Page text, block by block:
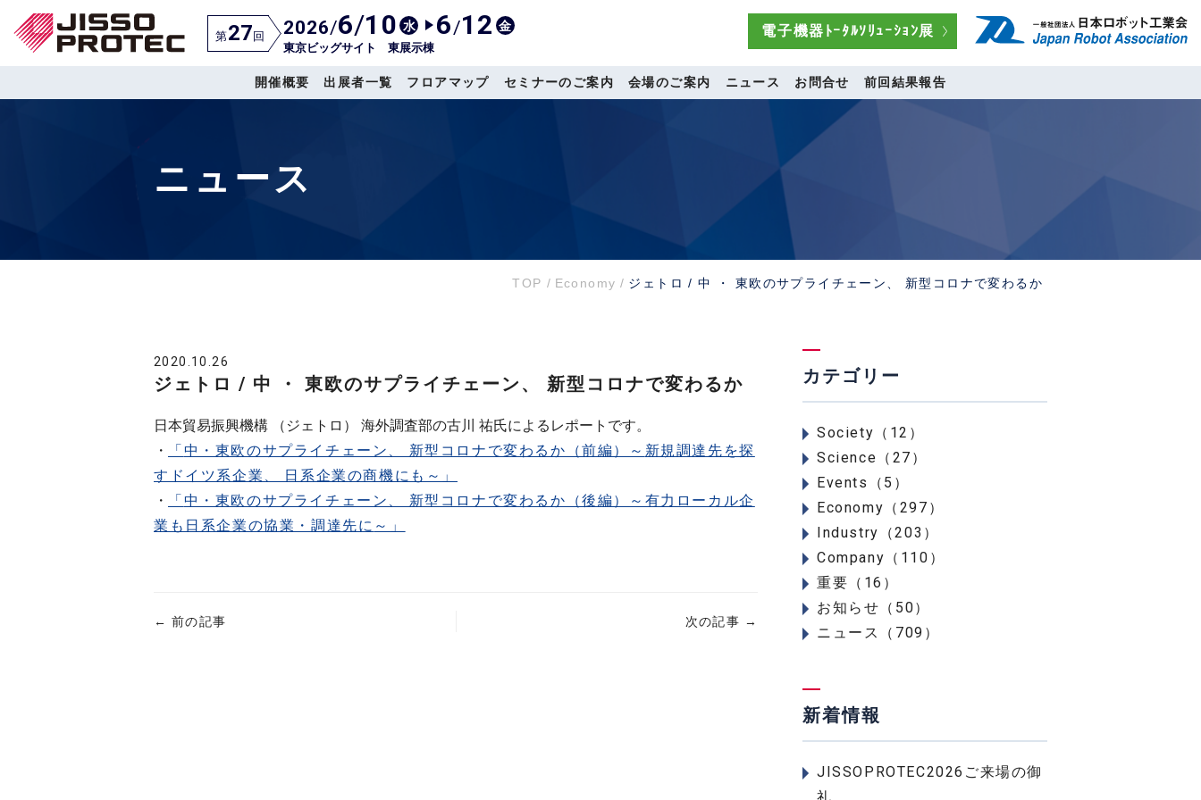
第27回 2026/6/10 水 6/12 金
東京ビッグサイト 東展示棟
電子機器ﾄｰﾀﾙｿﾘｭｰｼｮﾝ展
開催概要 出展者一覧 フロアマップ セミナーのご案内 会場のご案内 ニュース お問合せ 前回結果報告
ニュース
TOP / Economy / ジェトロ / 中 ・ 東欧のサプライチェーン、 新型コロナで変わるか
2020.10.26
ジェトロ / 中 ・ 東欧のサプライチェーン、 新型コロナで変わるか
日本貿易振興機構 （ジェトロ） 海外調査部の古川 祐氏によるレポートです。
・
「 中・東欧のサプライチェーン、 新型コロナで変わるか（前編）～ 新規調達先を探
すドイツ系企業、 日系企業の商機にも～」
・
「 中・東欧のサプライチェーン、 新型コロナで変わるか（後編）～有力ローカル企
業も日系企業の協業・調達先に ～ 」
← 前の記事 次の記事 →
カテゴリー
Society（12）
Science（27）
Events（5）
Economy（297）
Industry（203）
Company（110）
重要（16）
お知らせ（50）
ニュース（709）
新着情報
JISSOPROTEC2026ご来場の御